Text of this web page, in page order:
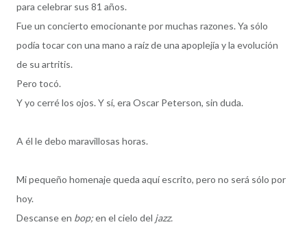
para celebrar sus 81 años.
Fue un concierto emocionante por muchas razones. Ya sólo
podía tocar con una mano a raíz de una apoplejía y la evolución
de su artritis.
Pero tocó.
Y yo cerré los ojos. Y sí, era Oscar Peterson, sin duda.
A él le debo maravillosas horas.
Mi pequeño homenaje queda aquí escrito, pero no será sólo por
hoy.
Descanse en bop;en el cielo del jazz.